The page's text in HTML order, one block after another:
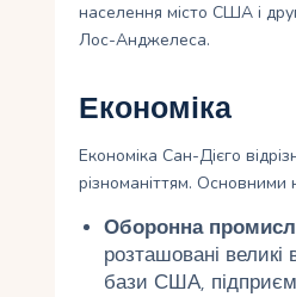
населення місто США і
Лос-Анджелеса.
Економіка
Економіка Сан-Дієго
різноманіттям. Основними
Оборонна
розташовані великі
бази США,